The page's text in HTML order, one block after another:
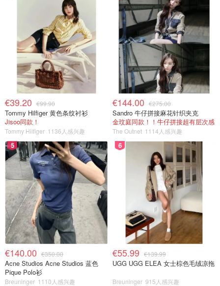
€39.20 €99.90
Tommy Hilfiger 黄色条纹衬衫
Jisoo同款！
Tommy Hilfiger 1136人感兴趣
€144.00 €275.00
Sandro 牛仔拼接麻花针织夹克
金玟庭同款！！牛仔拼接超有层次感
The Outnet 1114人感兴趣
5
€140.00 €350.00
Acne Studios Acne Studios 蓝色
Pique Polo衫
Breuninger 1110人感兴趣
6
€55.99 €139.99
UGG UGG ELEA 女士棕色毛绒凉拖
Breuninger 915人感兴趣